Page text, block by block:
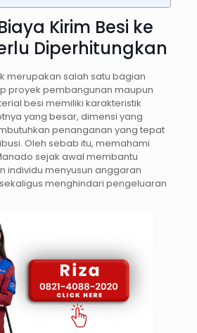
Kirim Besi ke
Diperhitungkan
merupakan salah satu bagian
proyek pembangunan maupun
besi memiliki karakteristik
yang besar, dimensi yang
penanganan yang tepat
Oleh sebab itu, memahami
sejak awal membantu
individu menyusun anggaran
menghindari pengeluaran